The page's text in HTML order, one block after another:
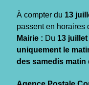
À compter du 13
passent en horaires
Mairie : Du 13
uniquement le
des samedis matin